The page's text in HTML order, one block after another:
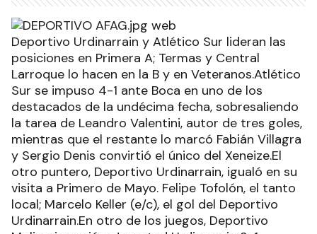
Deportivo Urdinarrain y Atlético Sur lideran las
posiciones en Primera A; Termas y Central
Larroque lo hacen en la B y en Veteranos.Atlético
Sur se impuso 4-1 ante Boca en uno de los
destacados de la undécima fecha, sobresaliendo
la tarea de Leandro Valentini, autor de tres goles,
mientras que el restante lo marcó Fabián Villagra
y Sergio Denis convirtió el único del Xeneize.El
otro puntero, Deportivo Urdinarrain, igualó en su
visita a Primero de Mayo. Felipe Tofolón, el tanto
local; Marcelo Keller (e/c), el gol del Deportivo
Urdinarrain.En otro de los juegos, Deportivo